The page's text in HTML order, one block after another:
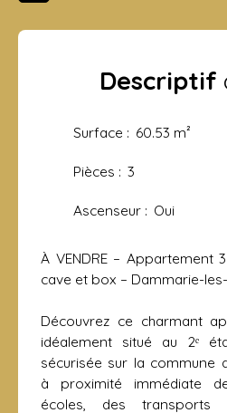
Descriptif
Surface : 60.53 m²
Pièces : 3
Ascenseur : Oui
À VENDRE – Appartement
cave et box – Dammarie-
Découvrez ce charmant
idéalement situé au 2ᵉ
sécurisée sur la commune
à proximité immédiate
écoles, des